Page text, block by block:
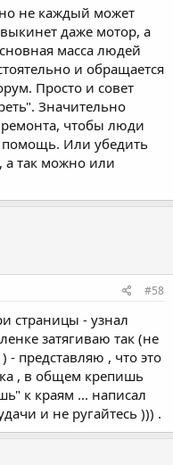
не каждый может
даже мотор, а
масса людей
и обращается
Просто и совет
Значительно
ремонта, чтобы люди
помощь. Или убедить
а так можно или
#58
страницы - узнал
затягиваю так (не
представляю , что это
, в общем крепишь
к краям ... написал
и не ругайтесь ))) .